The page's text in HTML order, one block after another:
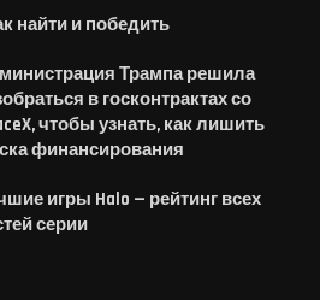
найти и победить
Трампа решила
в госконтрактах со
чтобы узнать, как лишить
финансирования
игры Halo — рейтинг всех
серии